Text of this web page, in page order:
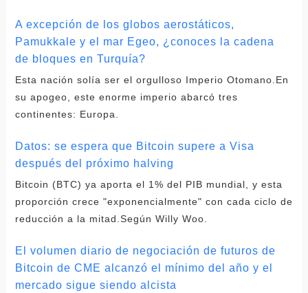
A excepción de los globos aerostáticos,
Pamukkale y el mar Egeo, ¿conoces la cadena
de bloques en Turquía?
Esta nación solía ser el orgulloso Imperio Otomano.En
su apogeo, este enorme imperio abarcó tres
continentes: Europa.
Datos: se espera que Bitcoin supere a Visa
después del próximo halving
Bitcoin (BTC) ya aporta el 1% del PIB mundial, y esta
proporción crece "exponencialmente" con cada ciclo de
reducción a la mitad.Según Willy Woo.
El volumen diario de negociación de futuros de
Bitcoin de CME alcanzó el mínimo del año y el
mercado sigue siendo alcista